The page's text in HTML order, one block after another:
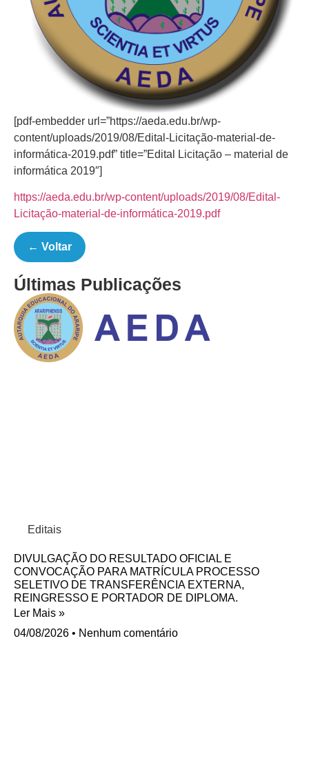
[pdf-embedder url=”https://aeda.edu.br/wp-
content/uploads/2019/08/Edital-Licitação-material-de-
informática-2019.pdf” title=”Edital Licitação – material de
informática 2019″]
https://aeda.edu.br/wp-content/uploads/2019/08/Edital-
Licitação-material-de-informática-2019.pdf
← Voltar
Últimas Publicações
Editais
DIVULGAÇÃO DO RESULTADO OFICIAL E
CONVOCAÇÃO PARA MATRÍCULA PROCESSO
SELETIVO DE TRANSFERÊNCIA EXTERNA,
REINGRESSO E PORTADOR DE DIPLOMA.
Ler Mais »
04/08/2026
Nenhum comentário